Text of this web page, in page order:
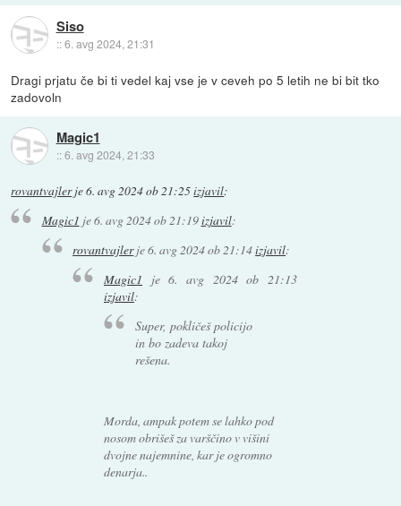
Siso
::6. avg 2024, 21:31
Dragi prjatu če bi ti vedel kaj vse je v ceveh po 5 letih ne bi bit tko
zadovoln
Magic1
::6. avg 2024, 21:33
rovantvajlerje6. avg 2024 ob 21:25izjavil:
Magic1 je6. avg 2024 ob 21:19izjavil:
rovantvajlerje6. avg 2024 ob 21:14izjavil:
Magic1 je6. avg 2024 ob 21:13
izjavil:
Super, pokličeš policijo
in bo zadeva takoj
rešena.
Morda, ampak potem se lahko pod
nosom obrišeš za varščino v višini
dvojne najemnine, kar je ogromno
denarja..